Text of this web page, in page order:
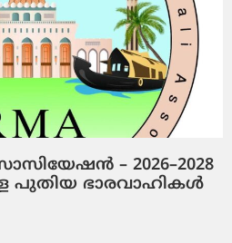
– 2026–2028
പുതിയ ഭാരവാഹികൾ